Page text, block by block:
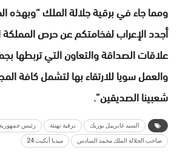
ومما جاء في برقية جلالة الملك “وبهذه
أجدد الإعراب لفخامتكم عن حرص المملكة
علاقات الصداقة والتعاون التي تربطها
والعمل سويا للارتقاء بها لتشمل كافة
شعبينا الصديقين”.
السيد غابرييل بوريك برقية تهنئة رئيس
صاحب الجلالة الملك محمد السادس ميديا أنكيت 24